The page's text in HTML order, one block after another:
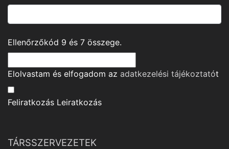
Ellenőrzőkód 9 és 7 összege.
Elolvastam és elfogadom az adatkezelési tájékoztatót
Feliratkozás Leiratkozás
TÁRSSZERVEZETEK